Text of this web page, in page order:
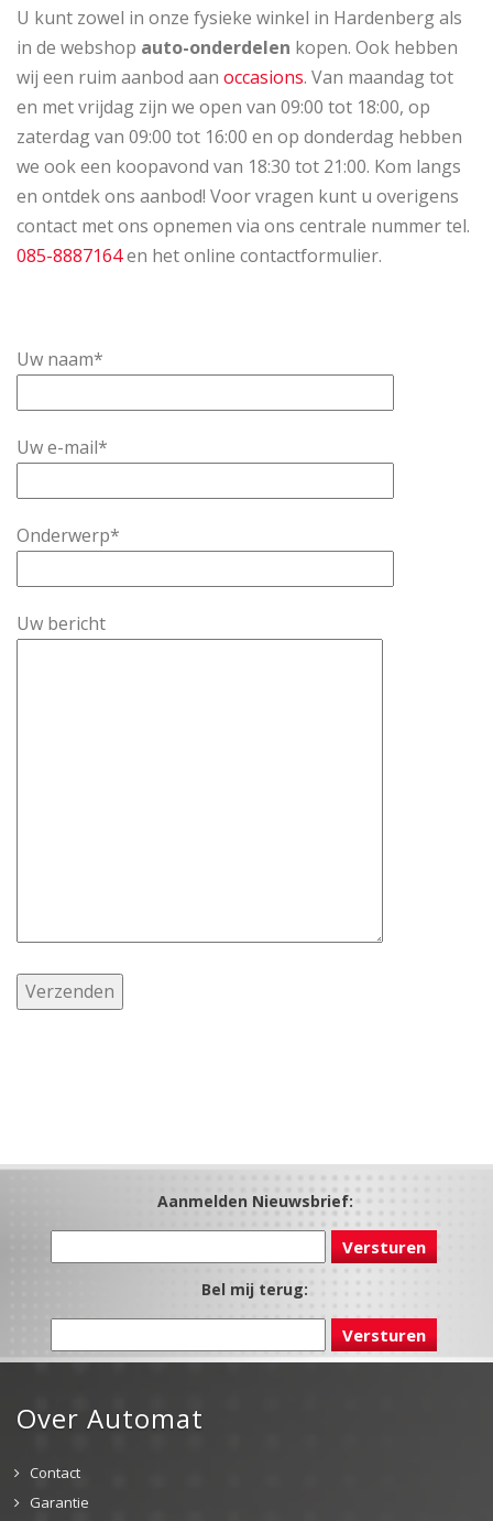
U kunt zowel in onze fysieke winkel in Hardenberg als
in de webshop auto-onderdelen kopen. Ook hebben
wij een ruim aanbod aan occasions. Van maandag tot
en met vrijdag zijn we open van 09:00 tot 18:00, op
zaterdag van 09:00 tot 16:00 en op donderdag hebben
we ook een koopavond van 18:30 tot 21:00. Kom langs
en ontdek ons aanbod! Voor vragen kunt u overigens
contact met ons opnemen via ons centrale nummer tel.
085-8887164en het online contactformulier.
Uw naam*
Uw e-mail*
Onderwerp*
Uw bericht
Aanmelden Nieuwsbrief:
Bel mij terug:
Over Automat
Contact
Garantie